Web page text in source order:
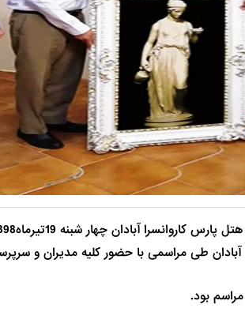
19تیرماه1398 به افتخار بازنشستگی نائل آمدند.
طی مراسمی با حضور کلیه مدیران و
بود.